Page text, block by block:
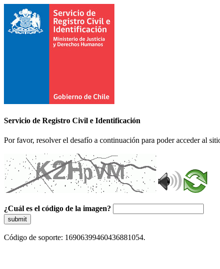
Servicio de Registro Civil e Identificación
Por favor, resolver el desafío a continuación para poder acceder al
¿Cuál es el código de la imagen?
submit
Código de soporte: 16906399460436881054.